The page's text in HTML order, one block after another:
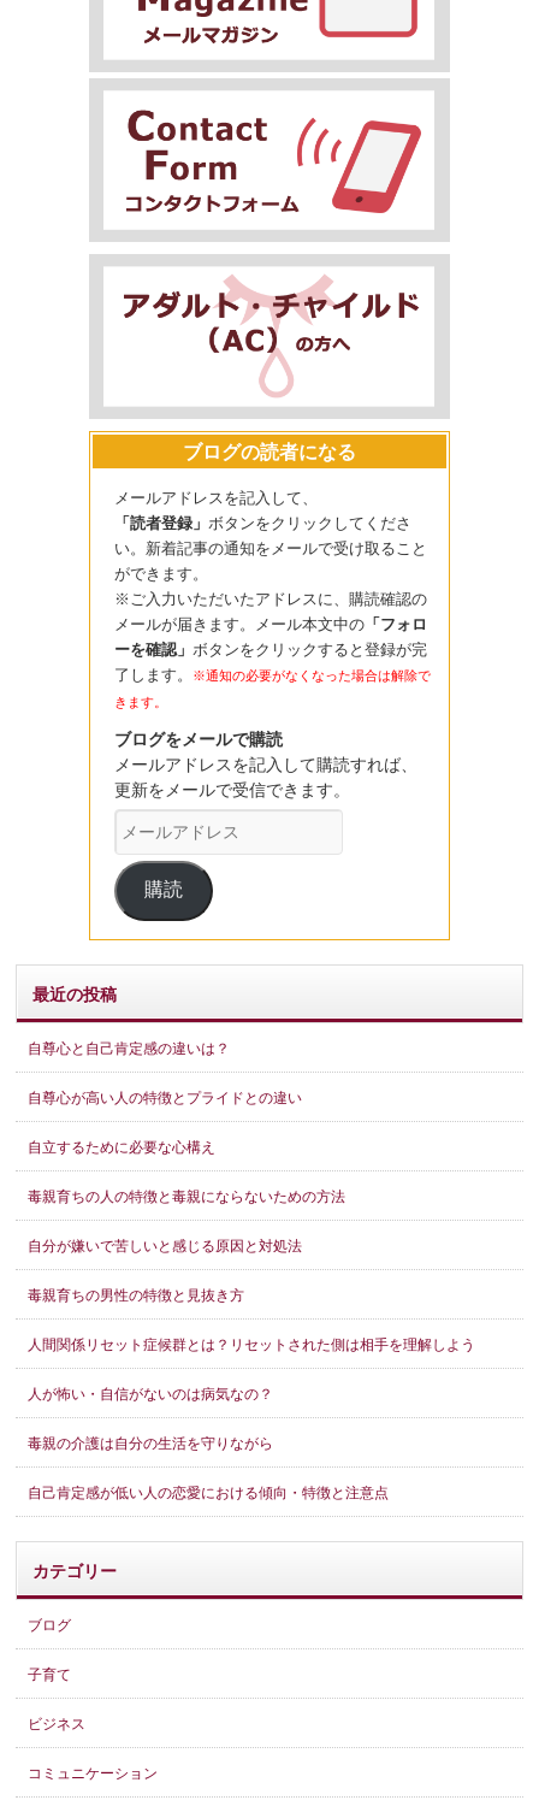
ブログの読者になる
メールアドレスを記入して、
「読者登録」 ボタンをクリックしてくださ
い。新着記事の通知をメールで受け取ること
ができます。
※ご入力いただいたアドレスに、購読確認の
メールが届きます。メール本文中の「フォロ
ーを確認」 ボタンをクリックすると登録が完
了します。
※通知の必要がなくなった場合は解除で
きます。
ブログをメールで購読
メールアドレスを記入して購読すれば、
更新をメールで受信できます。
メ
ー
ル
ア
ド
レ
ス
購読
最近の投稿
自尊心と自己肯定感の違いは？
自尊心が高い人の特徴とプライドとの違い
自立するために必要な心構え
毒親育ちの人の特徴と毒親にならないための方法
自分が嫌いで苦しいと感じる原因と対処法
毒親育ちの男性の特徴と見抜き方
人間関係リセット症候群とは？リセットされた側は相手を理解しよう
人が怖い・自信がないのは病気なの？
毒親の介護は自分の生活を守りながら
自己肯定感が低い人の恋愛における傾向・特徴と注意点
カテゴリー
ブログ
子育て
ビジネス
コミュニケーション